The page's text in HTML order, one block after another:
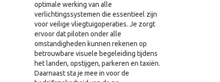
optimale werking van alle
verlichtingssystemen die essentieel zijn
voor veilige vliegtuigoperaties. Je zorgt
ervoor dat piloten onder alle
omstandigheden kunnen rekenen op
betrouwbare visuele begeleiding tijdens
het landen, opstijgen, parkeren en taxiën.
Daarnaast sta je mee in voor de